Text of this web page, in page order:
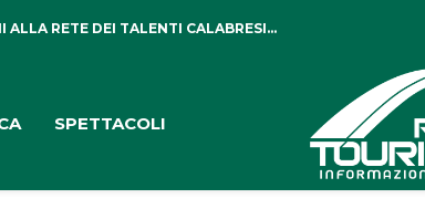
ALLA RETE DEI TALENTI CALABRESI...
SPETTACOLI